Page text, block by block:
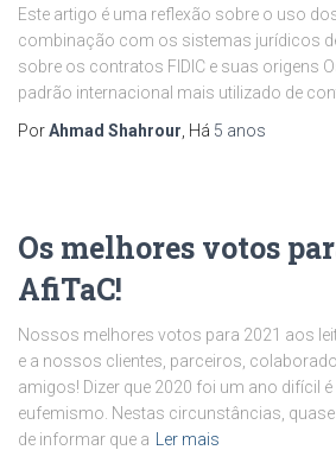
Este artigo é uma reflexão sobre o uso
combinação com os sistemas jurídicos
sobre os contratos FIDIC e suas origens
padrão internacional mais utilizado de
PorAhmad Shahrour , Há 5 anos
Os melhores votos
AfiTaC!
Nossos melhores votos para 2021 aos
e a nossos clientes, parceiros,
amigos! Dizer que 2020 foi um ano difícil
eufemismo. Nestas circunstâncias,
de informar que a
Ler mais